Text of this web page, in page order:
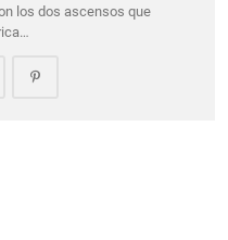
los dos ascensos que